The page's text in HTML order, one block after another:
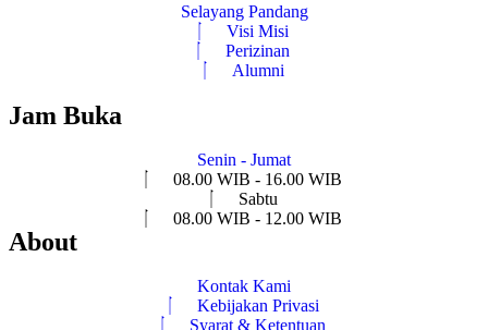
Selayang Pandang
Visi Misi
Perizinan
Alumni
Jam Buka
Senin - Jumat
08.00 WIB - 16.00 WIB
Sabtu
08.00 WIB - 12.00 WIB
About
Kontak Kami
Kebijakan Privasi
Syarat & Ketentuan